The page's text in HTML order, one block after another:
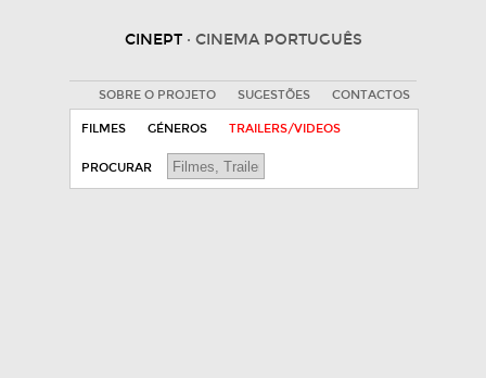
CINEPT · CINEMA PORTUGUÊS
SOBRE O PROJETO SUGESTÕES CONTACTOS
FILMES GÉNEROS TRAILERS/VIDEOS
PROCURAR